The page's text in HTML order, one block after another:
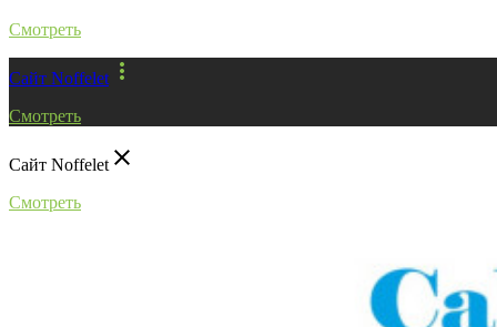
Смотреть
Сайт Noffelet more_vert
Смотреть
Сайт Noffelet close
Смотреть